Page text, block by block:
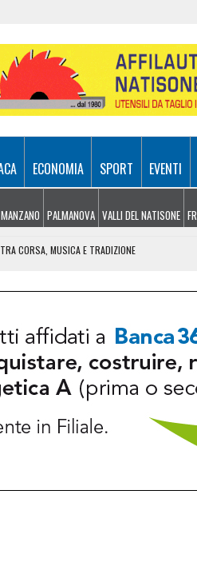
ECONOMIA SPORT EVENTI
MANZANO PALMANOVA VALLI DEL NATISONE
CORSA, MUSICA E TRADIZIONE